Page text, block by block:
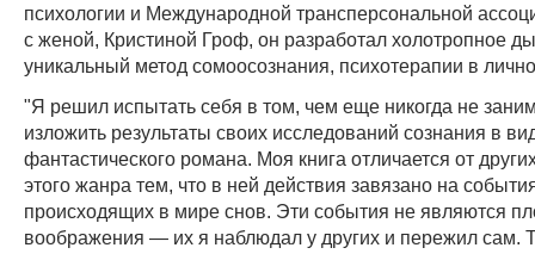
психологии и Международной трансперсональной
с женой, Кристиной Гроф, он разработал холотропное
уникальный метод сомоосознания, психотерапии в
"Я решил испытать себя в том, чем еще никогда не
изложить результаты своих исследований сознания в
фантастического романа. Моя книга отличается от
этого жанра тем, что в ней действия завязано на
происходящих в мире снов. Эти события не являются
воображения — их я наблюдал у других и пережил сам.